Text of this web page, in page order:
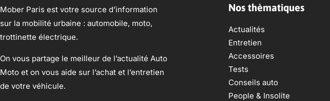
Mober Paris est votre source d’information
sur la mobilité urbaine : automobile, moto,
trottinette électrique.
On vous partage le meilleur de l’actualité Auto
Moto et on vous aide sur l’achat et l’entretien
de votre véhicule.
Nos thèmatiques
Actualités
Entretien
Accessoires
Tests
Conseils auto
People & Insolite